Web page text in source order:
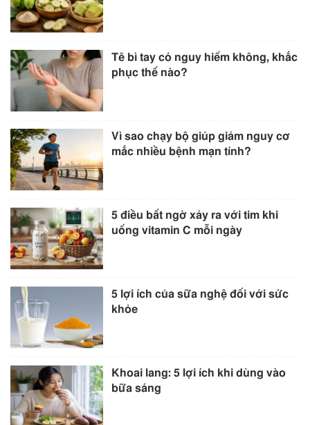
Tê bì tay có nguy hiểm không, khắc
phục thế nào?
Vì sao chạy bộ giúp giảm nguy cơ
mắc nhiều bệnh mạn tính?
5 điều bất ngờ xảy ra với tim khi
uống vitamin C mỗi ngày
5 lợi ích của sữa nghệ đối với sức
khỏe
Khoai lang: 5 lợi ích khi dùng vào
bữa sáng